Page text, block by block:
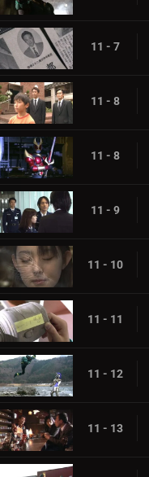
11 - 7
11 - 8
11 - 8
11 - 9
11 - 10
11 - 11
11 - 12
11 - 13